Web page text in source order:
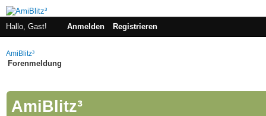
Hallo, Gast! Anmelden Registrieren
AmiBlitz³
Forenmeldung
AmiBlitz³